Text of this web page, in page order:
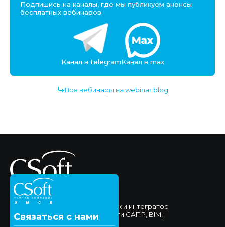
Подпишись на каналы, где мы публикуем анонсы
бесплатных вебинаров
Канал в telegramКанал в max
Все вебинары на webinar.blog
Связаться с нами
ЗАО "Сисофт Омск" - поставщик и интегратор
комплексных решений в области САПР, BIM,
Документооборота.